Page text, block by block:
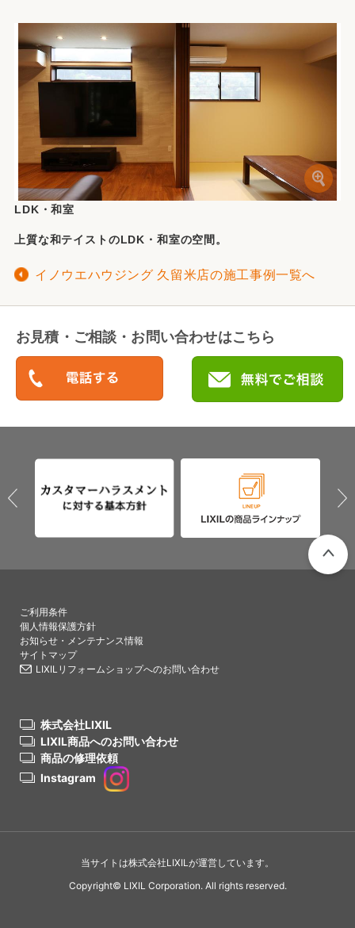
LDK・和室
上質な和テイストのLDK・和室の空間。
イノウエハウジング 久留米店の施工事例一覧へ
お見積・ご相談・お問い合わせはこちら
ご利用条件
個人情報保護方針
お知らせ・メンテナンス情報
サイトマップ
LIXILリフォームショップへのお問い合わせ
株式会社LIXIL
LIXIL商品へのお問い合わせ
商品の修理依頼
Instagram
当サイトは株式会社LIXILが運営しています。
Copyright© LIXIL Corporation. All rights reserved.